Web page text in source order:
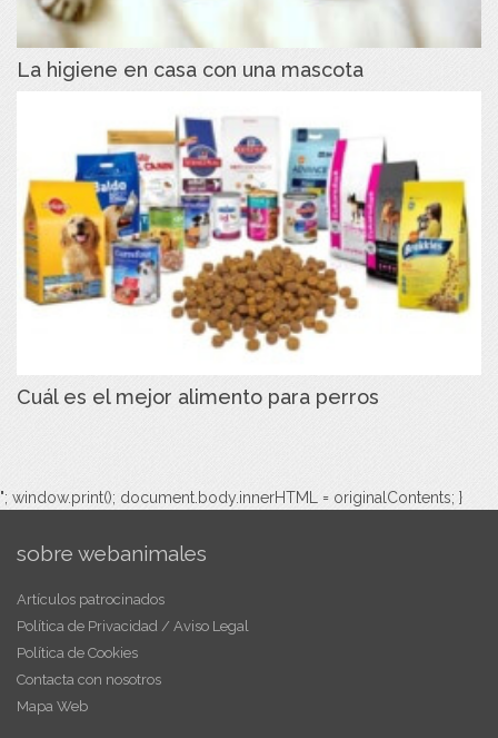
La higiene en casa con una mascota
Cuál es el mejor alimento para perros
"; window.print(); document.body.innerHTML = originalContents; }
sobre webanimales
Artículos patrocinados
Política de Privacidad / Aviso Legal
Política de Cookies
Contacta con nosotros
Mapa Web